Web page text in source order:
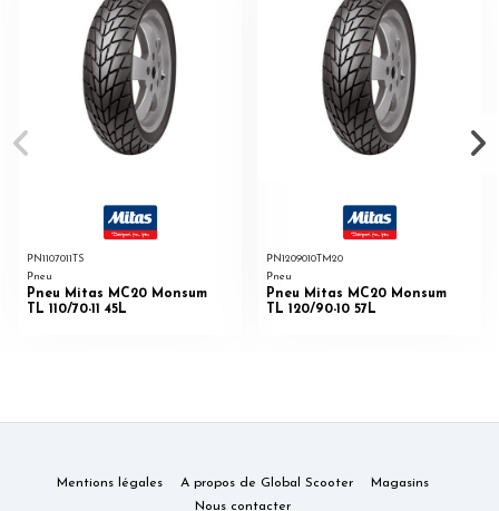
PN1107011TS
Pneu
Pneu Mitas MC20 Monsum
TL 110/70-11 45L
PN1209010TM20
Pneu
Pneu Mitas MC20 Monsum
TL 120/90-10 57L
Mentions légales A propos de Global Scooter
Magasins
Nous contacter